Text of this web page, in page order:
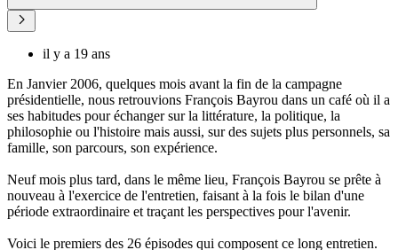
il y a 19 ans
En Janvier 2006, quelques mois avant la fin de la campagne
présidentielle, nous retrouvions François Bayrou dans un café où il a
ses habitudes pour échanger sur la littérature, la politique, la
philosophie ou l'histoire mais aussi, sur des sujets plus personnels, sa
famille, son parcours, son expérience.
Neuf mois plus tard, dans le même lieu, François Bayrou se prête à
nouveau à l'exercice de l'entretien, faisant à la fois le bilan d'une
période extraordinaire et traçant les perspectives pour l'avenir.
Voici le premiers des 26 épisodes qui composent ce long entretien.